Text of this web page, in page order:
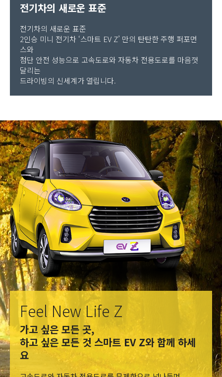
전기차의 새로운 표준
전기차의 새로운 표준
2인승 미니 전기차 ‘스마트 EV Z’ 만의 탄탄한 주행 퍼포먼
스와
첨단 안전 성능으로 고속도로와 자동차 전용도로를 마음껏
달리는
드라이빙의 신세계가 열립니다.
Feel New Life Z
가고 싶은 모든 곳,
하고 싶은 모든 것 스마트 EV Z와 함께 하세
요